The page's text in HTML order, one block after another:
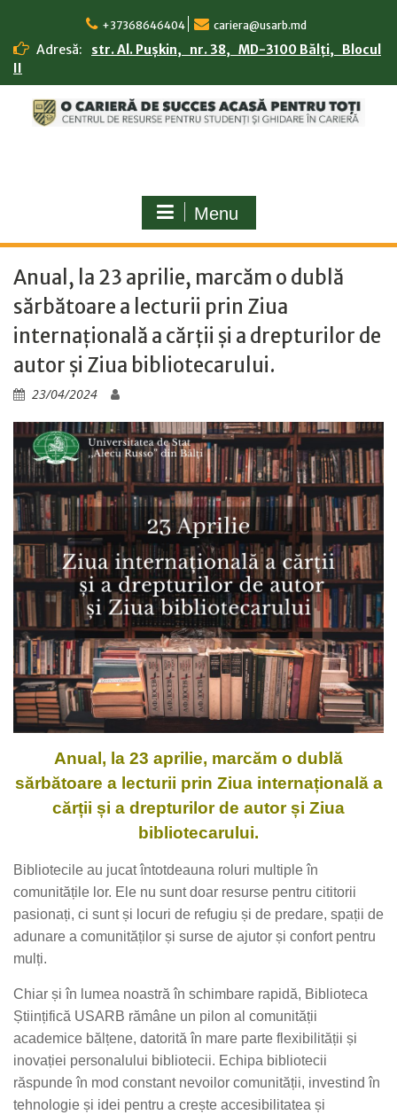
content
+37368646404 cariera@usarb.md
Adresă:
str. Al. Pușkin, nr. 38, MD-3100 Bălți, Blocul
II
Menu
Anual, la 23 aprilie, marcăm o dublă
sărbătoare a lecturii prin Ziua
internațională a cărții și a drepturilor de
autor și Ziua bibliotecarului.
23/04/2024
Anual, la 23 aprilie, marcăm o dublă
sărbătoare a lecturii prin Ziua internațională a
cărții și a drepturilor de autor și Ziua
bibliotecarului.
Bibliotecile au jucat întotdeauna roluri multiple în
comunitățile lor. Ele nu sunt doar resurse pentru cititorii
pasionați, ci sunt și locuri de refugiu și de predare, spații de
adunare a comunităților și surse de ajutor și confort pentru
mulți.
Chiar și în lumea noastră în schimbare rapidă, Biblioteca
Științifică USARB rămâne un pilon al comunității
academice bălțene, datorită în mare parte flexibilității și
inovației personalului bibliotecii. Echipa bibliotecii
răspunde în mod constant nevoilor comunității, investind în
tehnologie și idei pentru a crește accesibilitatea și